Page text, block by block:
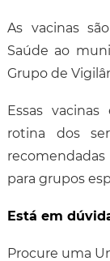
As vacinas
Saúde ao
Grupo de
Essas
rotina dos
para grupos
Está em
Procure uma